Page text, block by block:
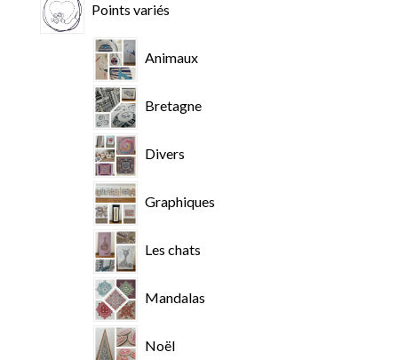
Points variés
Animaux
Bretagne
Divers
Graphiques
Les chats
Mandalas
Noël